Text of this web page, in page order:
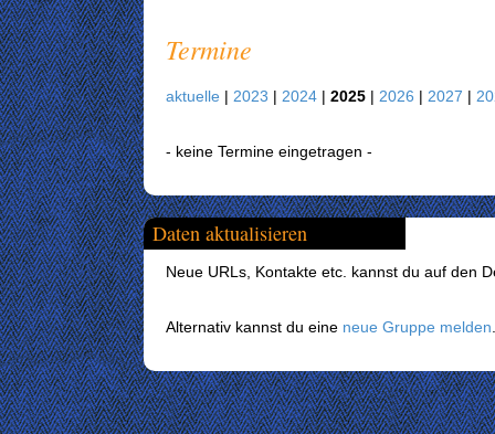
Termine
aktuelle | 2023 | 2024 | 2025 | 2026 | 2027 |
- keine Termine eingetragen -
Daten aktualisieren
Neue URLs, Kontakte etc. kannst du auf den
Alternativ kannst du eine neue Gruppe melden